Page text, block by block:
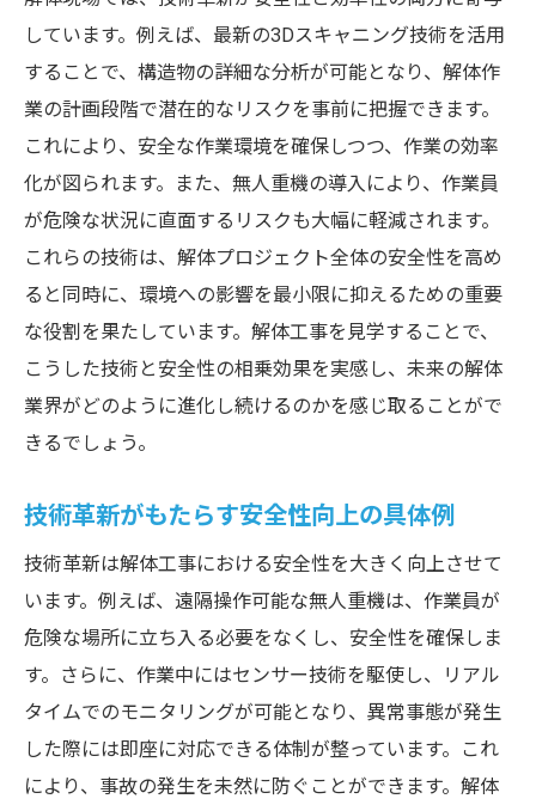
しています。例えば、最新の3Dスキャニング技術を活用
することで、構造物の詳細な分析が可能となり、解体作
業の計画段階で潜在的なリスクを事前に把握できます。
これにより、安全な作業環境を確保しつつ、作業の効率
化が図られます。また、無人重機の導入により、作業員
が危険な状況に直面するリスクも大幅に軽減されます。
これらの技術は、解体プロジェクト全体の安全性を高め
ると同時に、環境への影響を最小限に抑えるための重要
な役割を果たしています。解体工事を見学することで、
こうした技術と安全性の相乗効果を実感し、未来の解体
業界がどのように進化し続けるのかを感じ取ることがで
きるでしょう。
技術革新がもたらす安全性向上の具体例
技術革新は解体工事における安全性を大きく向上させて
います。例えば、遠隔操作可能な無人重機は、作業員が
危険な場所に立ち入る必要をなくし、安全性を確保しま
す。さらに、作業中にはセンサー技術を駆使し、リアル
タイムでのモニタリングが可能となり、異常事態が発生
した際には即座に対応できる体制が整っています。これ
により、事故の発生を未然に防ぐことができます。解体